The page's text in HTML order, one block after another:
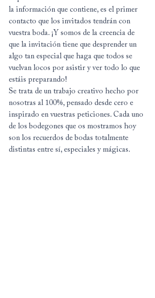
la información que contiene, es el primer
contacto que los invitados tendrán con
vuestra boda. ¡Y somos de la creencia de
que la invitación tiene que desprender un
algo tan especial que haga que todos se
vuelvan locos por asistir y ver todo lo que
estáis preparando!
Se trata de un trabajo creativo hecho por
nosotras al 100%, pensado desde cero e
inspirado en vuestras peticiones. Cada uno
de los bodegones que os mostramos hoy
son los recuerdos de bodas totalmente
distintas entre sí, especiales y mágicas.